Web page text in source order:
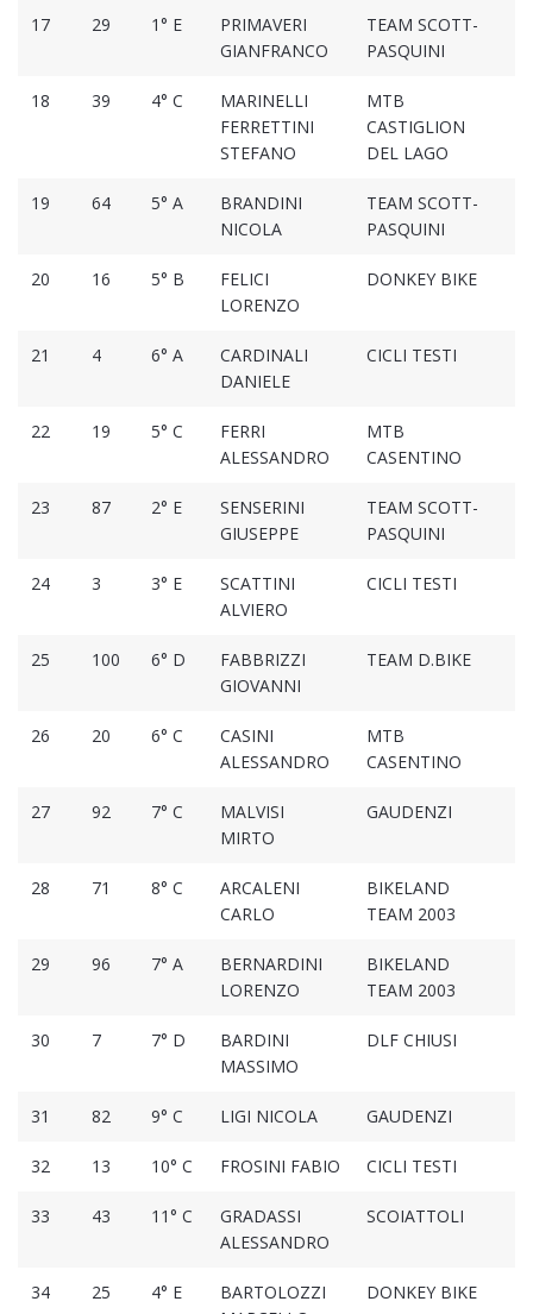
17 29 1° E
PRIMAVERI
GIANFRANCO
TEAM SCOTT-
PASQUINI
18 39 4° C
MARINELLI
FERRETTINI
STEFANO
MTB
CASTIGLION
DEL LAGO
19 64 5° A
BRANDINI
NICOLA
TEAM SCOTT-
PASQUINI
20 16 5° B
FELICI
LORENZO
DONKEY BIKE
21 4 6° A
CARDINALI
DANIELE
CICLI TESTI
22 19 5° C
FERRI
ALESSANDRO
MTB
CASENTINO
23 87 2° E
SENSERINI
GIUSEPPE
TEAM SCOTT-
PASQUINI
24 3 3° E
SCATTINI
ALVIERO
CICLI TESTI
25 100 6° D
FABBRIZZI
GIOVANNI
TEAM D.BIKE
26 20 6° C
CASINI
ALESSANDRO
MTB
CASENTINO
27 92 7° C
MALVISI
MIRTO
GAUDENZI
28 71 8° C
ARCALENI
CARLO
BIKELAND
TEAM 2003
29 96 7° A
BERNARDINI
LORENZO
BIKELAND
TEAM 2003
30 7 7° D
BARDINI
MASSIMO
DLF CHIUSI
31 82 9° C LIGI NICOLA GAUDENZI
32 13 10° C FROSINI FABIO CICLI TESTI
33 43 11° C
GRADASSI
ALESSANDRO
SCOIATTOLI
34 25 4° E
BARTOLOZZI
DONKEY BIKE